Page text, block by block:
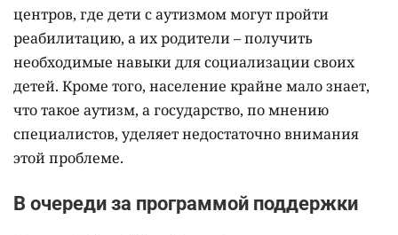
центров, где дети с аутизмом могут пройти
реабилитацию, а их родители – получить
необходимые навыки для социализации своих
детей. Кроме того, население крайне мало знает,
что такое аутизм, а государство, по мнению
специалистов, уделяет недостаточно внимания
этой проблеме.
В очереди за программой поддержки